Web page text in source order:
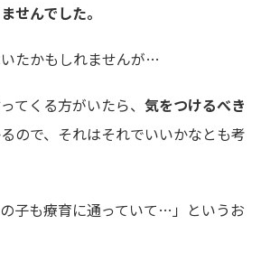
せんでした。
たかもしれませんが…
てくる方がいたら、 気をつけるべき
ので、それはそれでいいかなとも考
子も療育に通っていて…」というお